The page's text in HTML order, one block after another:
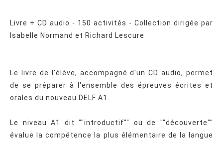
Livre + CD audio - 150 activités - Collection dirigée par
Isabelle Normand et Richard Lescure
Le livre de l'élève, accompagné d'un CD audio, permet
de se préparer à l'ensemble des épreuves écrites et
orales du nouveau DELF A1.
Le niveau A1 dit ""introductif"" ou de ""découverte""
évalue la compétence la plus élémentaire de la langue